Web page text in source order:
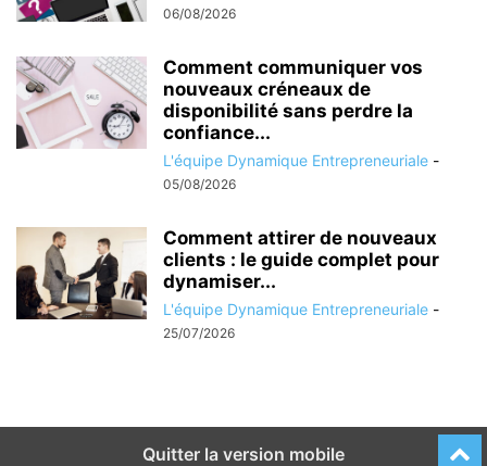
06/08/2026
Comment communiquer vos
nouveaux créneaux de
disponibilité sans perdre la
confiance...
L'équipe Dynamique Entrepreneuriale -
05/08/2026
Comment attirer de nouveaux
clients : le guide complet pour
dynamiser...
L'équipe Dynamique Entrepreneuriale -
25/07/2026
Quitter la version mobile